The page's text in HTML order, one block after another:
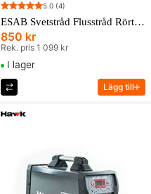
5.0 (4)
ESAB Svetstråd Flusstråd Rörtråd Coreshield 15 0,8mm 4,5kg
850 kr
Rek. pris 1 099 kr
I lager
Lägg till